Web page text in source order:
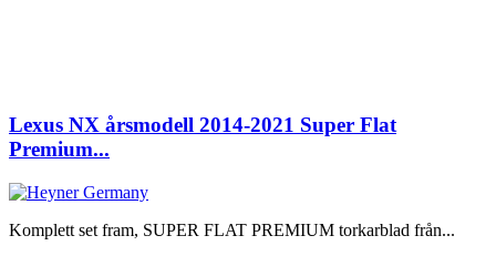
Lexus NX årsmodell 2014-2021 Super Flat
Premium...
Komplett set fram, SUPER FLAT PREMIUM torkarblad från...